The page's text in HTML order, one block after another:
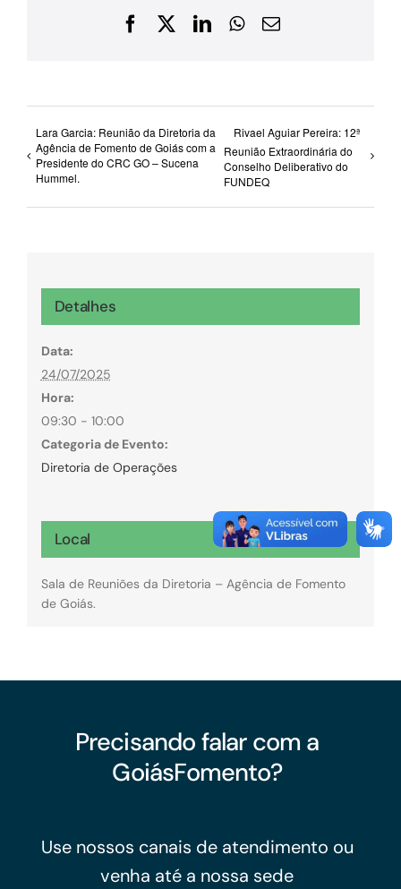
Facebook
X LinkedInWhatsApp
E-
Lara Garcia: Reunião da Diretoria da
Agência de Fomento de Goiás com a
Presidente do CRC GO – Sucena
Hummel.
Rivael Aguiar Pereira: 12ª
Reunião Extraordinária do
Conselho Deliberativo do
FUNDEQ
Detalhes
Data:
24/07/2025
Hora:
09:30 - 10:00
Categoria de Evento:
Diretoria de Operações
Local
Sala de Reuniões da Diretoria – Agência de Fomento
de Goiás.
Precisando falar com a
GoiásFomento?
Use nossos canais de atendimento ou
venha até a nossa sede